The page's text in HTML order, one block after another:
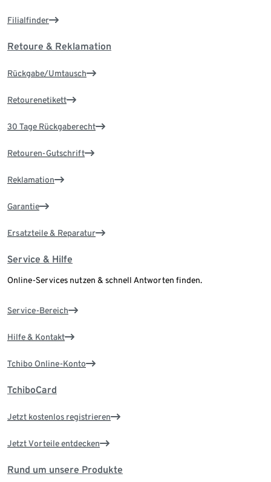
Filialfinder
Retoure & Reklamation
Rückgabe/Umtausch
Retourenetikett
30 Tage Rückgaberecht
Retouren-Gutschrift
Reklamation
Garantie
Ersatzteile & Reparatur
Service & Hilfe
Online-Services nutzen & schnell Antworten finden.
Service-Bereich
Hilfe & Kontakt
Tchibo Online-Konto
TchiboCard
Jetzt kostenlos registrieren
Jetzt Vorteile entdecken
Rund um unsere Produkte